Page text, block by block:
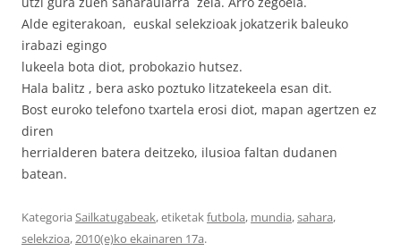
Alde egiterakoan, euskal selekzioak jokatzerik baleuko
irabazi egingo
lukeela bota diot, probokazio hutsez.
Hala balitz , bera asko poztuko litzatekeela esan dit.
Bost euroko telefono txartela erosi diot, mapan agertzen ez
diren
herrialderen batera deitzeko, ilusioa faltan dudanen
batean.
Kategoria Sailkatugabeak, etiketak futbola, mundia,sahara,
selekzioa, 2010(e)ko ekainaren 17a.